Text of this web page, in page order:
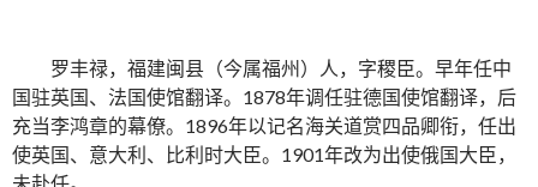
罗丰禄，福建闽县（今属福州）人，字稷臣。早年任中
国驻英国、法国使馆翻译。1878年调任驻德国使馆翻译，后
充当李鸿章的幕僚。1896年以记名海关道赏四品卿衔，任出
使英国、意大利、比利时大臣。1901年改为出使俄国大臣，